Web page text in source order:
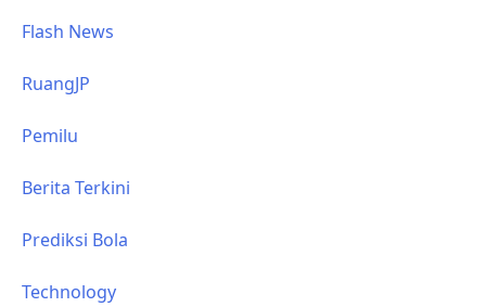
Flash News
RuangJP
Pemilu
Berita Terkini
Prediksi Bola
Technology